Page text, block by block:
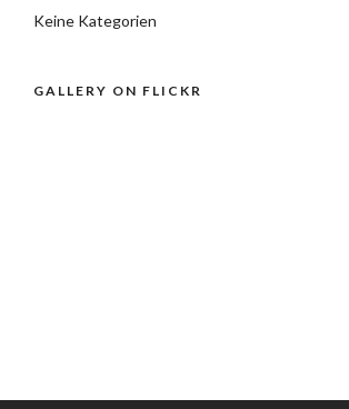
Keine Kategorien
GALLERY ON FLICKR